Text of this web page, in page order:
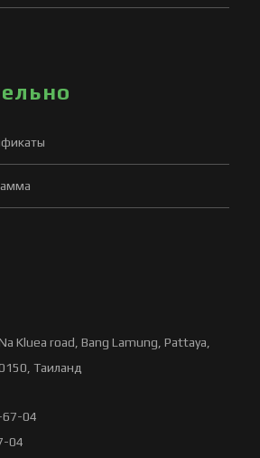
Kluea road, Bang Lamung, Pattaya,
Таиланд
67-04
04